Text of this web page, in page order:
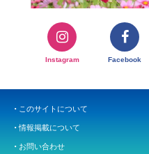
Instagram Facebook
このサイトについて
情報掲載について
お問い合わせ